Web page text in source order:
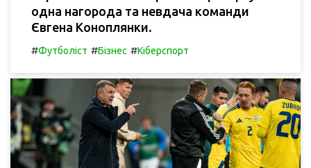
одна нагорода та невдача команди
Євгена Коноплянки.
#Футболіст #Бізнес #Кіберспорт